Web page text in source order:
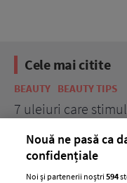
Cele mai citite
BEAUTY BEAUTY TIPS
7 uleiuri care
Nouă ne pasă ca
confidențiale
Noi și partenerii noștri594